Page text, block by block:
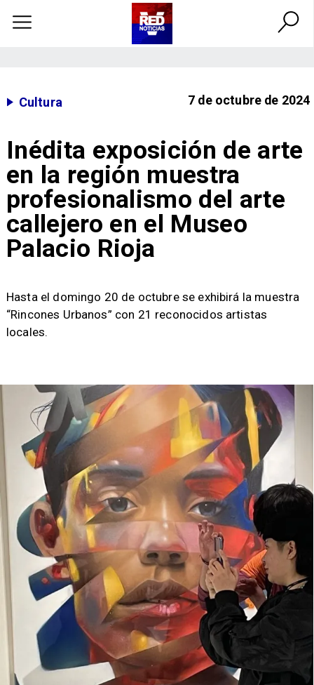
Cultura 7 de octubre de 2024
Inédita exposición de arte
en la región muestra
profesionalismo del arte
callejero en el Museo
Palacio Rioja
​Hasta el domingo 20 de octubre se exhibirá la muestra
“Rincones Urbanos” con 21 reconocidos artistas
locales.